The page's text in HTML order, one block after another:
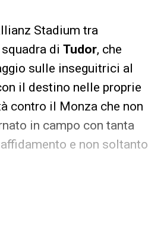
Stadium tra
di Tudor, che
sulle inseguitrici al
il destino nelle proprie
contro il Monza che non
in campo con tanta
e non soltanto
davvero stata la serata